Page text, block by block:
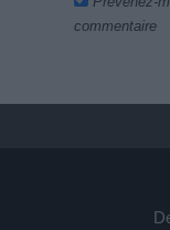
commentaire